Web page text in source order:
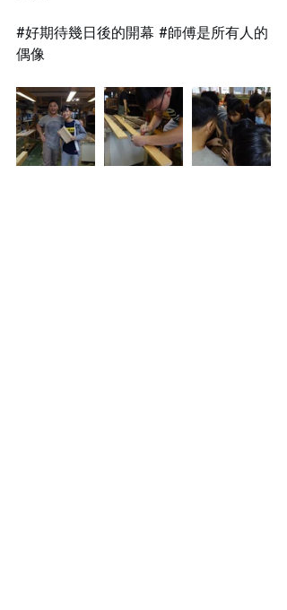
#好期待幾日後的開幕 #師傅是所有人的
偶像